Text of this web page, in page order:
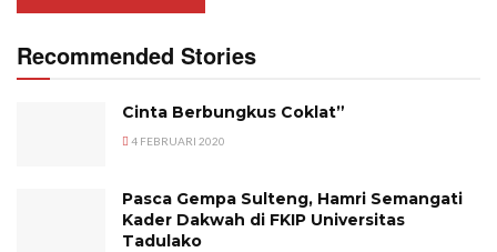
Recommended Stories
Cinta Berbungkus Coklat”
4 FEBRUARI 2020
Pasca Gempa Sulteng, Hamri Semangati
Kader Dakwah di FKIP Universitas
Tadulako